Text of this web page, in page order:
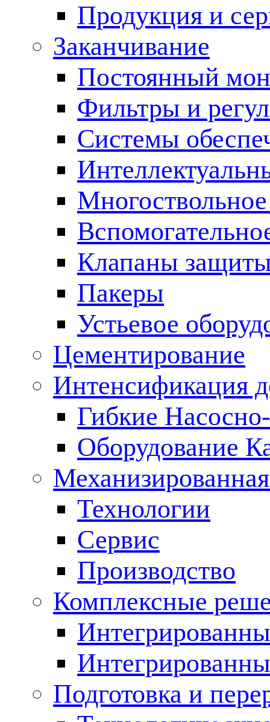
Продукция и
Заканчивание
Постоянный
Фильтры и
Cистемы
Клапаны
Пакеры
Устьевое
Цементирование
Интенсификация
Гибкие
Оборудование
Технологии
Сервис
Производство
Комплексные
Подготовка и